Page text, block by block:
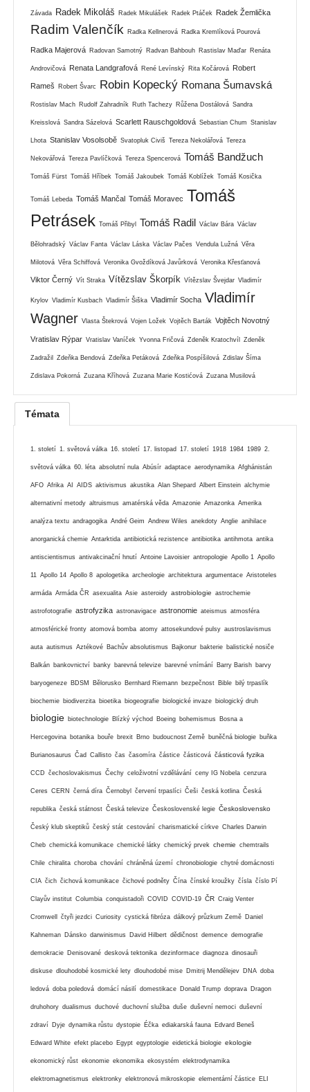
Závada Radek Mikoláš Radek Mikulášek Radek Ptáček Radek Žemlička
Radim Valenčík Radka Kellnerová Radka Kremlíková Pourová
Radka Majerová Radovan Samotný Radvan Bahbouh Rastislav Maďar Renáta
Androvičová Renata Landgrafová René Levínský Rita Kočárová Robert
Rameš Robert Švarc Robin Kopecký Romana Šumavská
Rostislav Mach Rudolf Zahradník Ruth Tachezy Růžena Dostálová Sandra
Kreisslová Sandra Sázelová Scarlett Rauschgoldová Sebastian Chum Stanislav
Lhota Stanislav Vosolsobě Svatopluk Civiš Tereza Nekolářová Tereza
Nekovářová Tereza Pavlíčková Tereza Spencerová Tomáš Bandžuch
Tomáš Fürst Tomáš Hříbek Tomáš Jakoubek Tomáš Koblížek Tomáš Kosička
Tomáš Lebeda Tomáš Mančal Tomáš Moravec Tomáš
Petrásek Tomáš Přibyl Tomáš Radil Václav Bára Václav
Bělohradský Václav Fanta Václav Láska Václav Pačes Vendula Lužná Věra
Milotová Věra Schiffová Veronika Gvoždíková Javůrková Veronika Křesťanová
Viktor Černý Vít Straka Vítězslav Škorpík Vítězslav Švejdar Vladimír
Krylov Vladimír Kusbach Vladimír Šiška Vladimír Socha Vladimír
Wagner Vlasta Štekrová Vojen Ložek Vojtěch Barták Vojtěch Novotný
Vratislav Rýpar Vratislav Vaníček Yvonna Fričová Zdeněk Kratochvíl Zdeněk
Zadražil Zdeňka Bendová Zdeňka Petáková Zdeňka Pospíšilová Zdislav Šíma
Zdislava Pokorná Zuzana Kříhová Zuzana Marie Kostićová Zuzana Musilová
Témata
1. století 1. světová válka 16. století 17. listopad 17. století 1918 1984 1989 2.
světová válka 60. léta absolutní nula Abúsír adaptace aerodynamika Afghánistán
AFO Afrika AI AIDS aktivismus akustika Alan Shepard Albert Einstein alchymie
alternativní metody altruismus amatérská věda Amazonie Amazonka Amerika
analýza textu andragogika André Geim Andrew Wiles anekdoty Anglie anihilace
anorganická chemie Antarktida antibiotická rezistence antibiotika antihmota antika
antiscientismus antivakcinační hnutí Antoine Lavoisier antropologie Apollo 1 Apollo
11 Apollo 14 Apollo 8 apologetika archeologie architektura argumentace Aristoteles
armáda Armáda ČR asexualita Asie asteroidy astrobiologie astrochemie
astrofotografie astrofyzika astronavigace astronomie ateismus atmosféra
atmosférické fronty atomová bomba atomy attosekundové pulsy austroslavismus
auta autismus Aztékové Bachův absolutismus Bajkonur bakterie balistické nosiče
Balkán bankovnictví banky barevná televize barevné vnímání Barry Barish barvy
baryogeneze BDSM Bělorusko Bernhard Riemann bezpečnost Bible bilý trpaslík
biochemie biodiverzita bioetika biogeografie biologické invaze biologický druh
biologie biotechnologie Blízký východ Boeing bohemismus Bosna a
Hercegovina botanika bouře brexit Brno budoucnost Země buněčná biologie buňka
Burianosaurus Čad Callisto čas časomíra částice částicová částicová fyzika
CCD čechoslovakismus Čechy celoživotní vzdělávání ceny IG Nobela cenzura
Ceres CERN černá díra Černobyl červení trpaslíci Češi česká kotlina Česká
republika česká státnost Česká televize Československé legie Československo
Český klub skeptiků český stát cestování charismatické církve Charles Darwin
Cheb chemická komunikace chemické látky chemický prvek chemie chemtrails
Chile chiralita choroba chování chráněná území chronobiologie chytré domácnosti
CIA čich čichová komunikace čichové podněty Čína čínské kroužky čísla číslo Pí
Clayův institut Columbia conquistadoři COVID COVID-19 ČR Craig Venter
Cromwell čtyři jezdci Curiosity cystická fibróza dálkový průzkum Země Daniel
Kahneman Dánsko darwinismus David Hilbert dědičnost demence demografie
demokracie Denisované desková tektonika dezinformace diagnoza dinosauři
diskuse dlouhodobé kosmické lety dlouhodobé mise Dmitrij Mendělejev DNA doba
ledová doba poledová domácí násilí domestikace Donald Trump doprava Dragon
druhohory dualismus duchové duchovní služba duše duševní nemoci duševní
zdraví Dyje dynamika růstu dystopie Éčka ediakarská fauna Edvard Beneš
Edward White efekt placebo Egypt egyptologie eidetická biologie ekologie
ekonomický růst ekonomie ekonomika ekosystém elektrodynamika
elektromagnetismus elektronky elektronová mikroskopie elementární částice ELI